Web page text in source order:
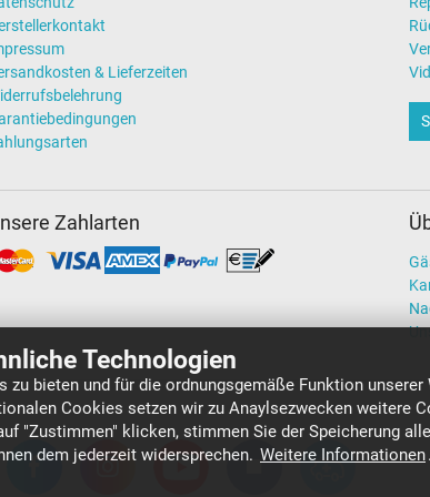
Technologien
bieten und für die ordnungsgemäße Funktion unserer
Cookies setzen wir zu Anaylsezwecken weitere
"Zustimmen" klicken, stimmen Sie der Speicherung
dem jederzeit widersprechen. Weitere Informationen.
& Lieferzeiten
Zahlarten